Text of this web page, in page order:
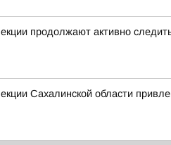
продолжают активно
Сахалинской области